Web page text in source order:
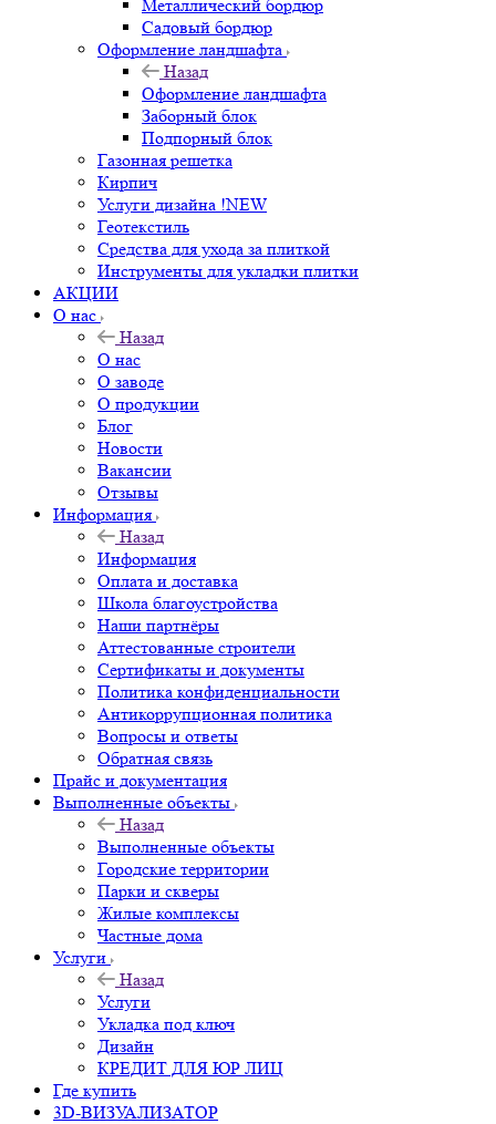
Металлический бордюр
Садовый бордюр
Оформление ландшафта
Назад
Оформление ландшафта
Заборный блок
Подпорный блок
Газонная решетка
Кирпич
Услуги дизайна !NEW
Геотекстиль
Средства для ухода за плиткой
Инструменты для укладки плитки
АКЦИИ
О нас
Назад
О нас
О заводе
О продукции
Блог
Новости
Вакансии
Отзывы
Информация
Назад
Информация
Оплата и доставка
Школа благоустройства
Наши партнёры
Аттестованные строители
Сертификаты и документы
Политика конфиденциальности
Антикоррупционная политика
Вопросы и ответы
Обратная связь
Прайс и документация
Выполненные объекты
Назад
Выполненные объекты
Городские территории
Парки и скверы
Жилые комплексы
Частные дома
Услуги
Назад
Услуги
Укладка под ключ
Дизайн
КРЕДИТ ДЛЯ ЮР ЛИЦ
Где купить
3D-ВИЗУАЛИЗАТОР